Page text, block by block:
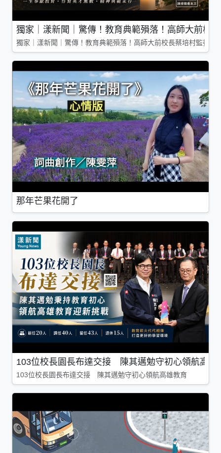
獨家｜漾新聞｜驚傳！教育典範殞落！高師大前校
獨家｜漾新聞｜驚傳！教育典範殞落！高師大前校長蔡培村監委
那年芒果花開了
103位校長園長布達交接 陳其邁勉守初心領航高雄
103位校長園長布達交接 陳其邁勉守初心領航高雄教育